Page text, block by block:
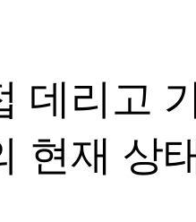
데리고
현재 상